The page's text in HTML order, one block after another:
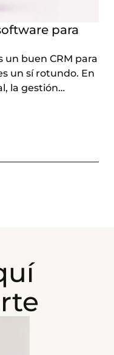
para
un buen CRM para
un sí rotundo. En
la gestión…